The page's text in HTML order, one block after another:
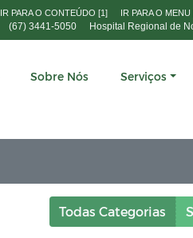
IR PARA O CONTEÚDO [1] IR PARA O MENU
(67) 3441-5050 Hospital Regional de
Sobre Nós Serviços
Todas Categorias